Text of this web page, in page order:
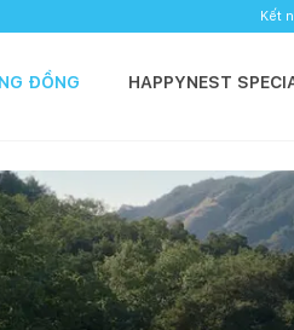
Kết
ĐỒNG HAPPYNEST